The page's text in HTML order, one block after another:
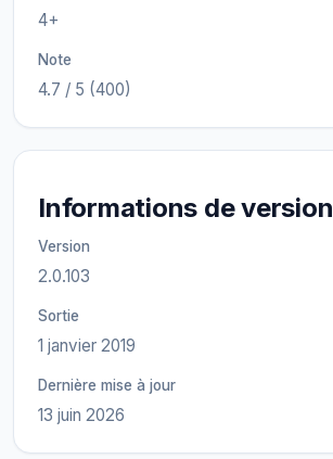
4+
Note
4.7 / 5 (400)
Informations de version
Version
2.0.103
Sortie
1 janvier 2019
Dernière mise à jour
13 juin 2026